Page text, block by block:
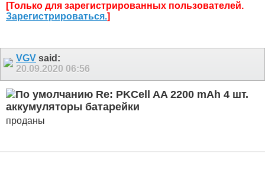
[Только для зарегистрированных пользователей.
Зарегистрироваться.]
VGV said:
20.09.2020 06:56
Re: PKCell AA 2200 mAh 4 шт.
аккумуляторы батарейки
проданы